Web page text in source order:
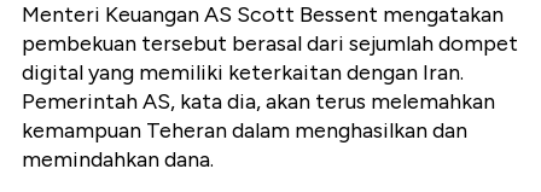
Menteri Keuangan AS Scott Bessent mengatakan
pembekuan tersebut berasal dari sejumlah dompet
digital yang memiliki keterkaitan dengan Iran.
Pemerintah AS, kata dia, akan terus melemahkan
kemampuan Teheran dalam menghasilkan dan
memindahkan dana.